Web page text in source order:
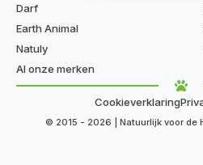
Darf
Earth Animal
Natuly
Al onze merken
© 2015 - 2026 | Natuurlijk voor de
Cookieverklaring